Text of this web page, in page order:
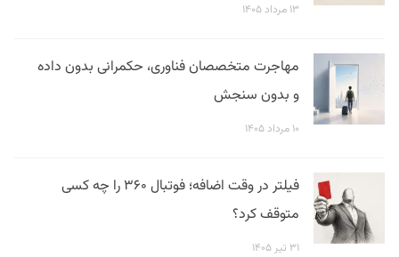
۱۳ مرداد ۱۴۰۵
مهاجرت متخصصان فناوری، حکمرانی بدون داده
و بدون سنجش
۱۰ مرداد ۱۴۰۵
فیلتر در وقت اضافه؛ فوتبال ۳۶۰ را چه کسی
متوقف کرد؟
۳۱ تیر ۱۴۰۵